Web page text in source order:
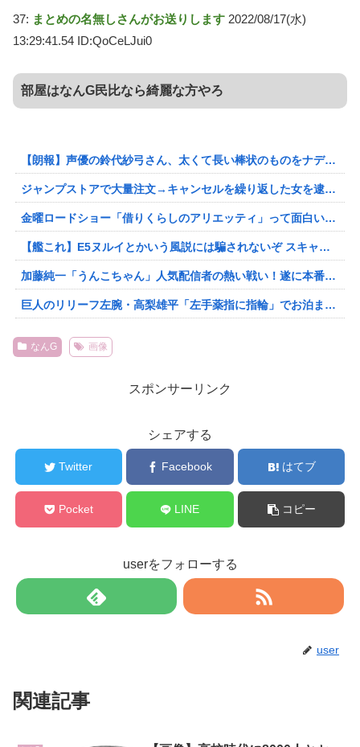
37: まとめの名無しさんがお送りします 2022/08/17(水)
13:29:41.54 ID:QoCeLJui0
部屋はなんG民比なら綺麗な方やろ
【朗報】声優の鈴代紗弓さん、太くて長い棒状のものをナデナデしてしまう
ジャンプストアで大量注文→キャンセルを繰り返した女を逮捕 「注文で欲求が満たされた」総額43億円
金曜ロードショー「借りくらしのアリエッティ」って面白いの？
【艦これ】E5ヌルイとかいう風説には騙されないぞ スキャンプくらいヌルイのなら考える
加藤純一「うんこちゃん」人気配信者の熱い戦い！遂に本番が始まる第3回「ニコニコ老人会RUST」練習鯖のMVP「はりーシ」最後に全てのTCを吹き飛ばす
巨人のリリーフ左腕・高梨雄平「左手薬指に指輪」でお泊まり不倫愛
なんG 画像
スポンサーリンク
シェアする
Twitter Facebook はてブ
Pocket LINE コピー
userをフォローする
user
関連記事